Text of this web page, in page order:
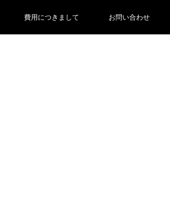
費用につきまして お問い合わせ